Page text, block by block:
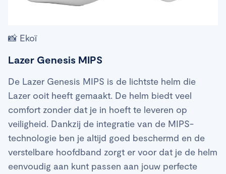
📸 Ekoï
Lazer Genesis MIPS
De Lazer Genesis MIPS is de lichtste helm die
Lazer ooit heeft gemaakt. De helm biedt veel
comfort zonder dat je in hoeft te leveren op
veiligheid. Dankzij de integratie van de MIPS-
technologie ben je altijd goed beschermd en de
verstelbare hoofdband zorgt er voor dat je de helm
eenvoudig aan kunt passen aan jouw perfecte